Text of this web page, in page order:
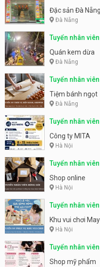
Nẵng
Đặc sản Đà
Đà Nẵng
Tuyển nhân
Quán kem dừa
Đà Nẵng
Tuyển nhân
Tiệm bánh ngọt
Đà Nẵng
Tuyển nhân
parttime, fulltime
Công ty MITA
Hà Nội
Tuyển nhân
Shop online
Hà Nội
Tuyển nhân
động
Khu vui chơi
Hà Nội
Tuyển nhân
Shop mỹ phẩm